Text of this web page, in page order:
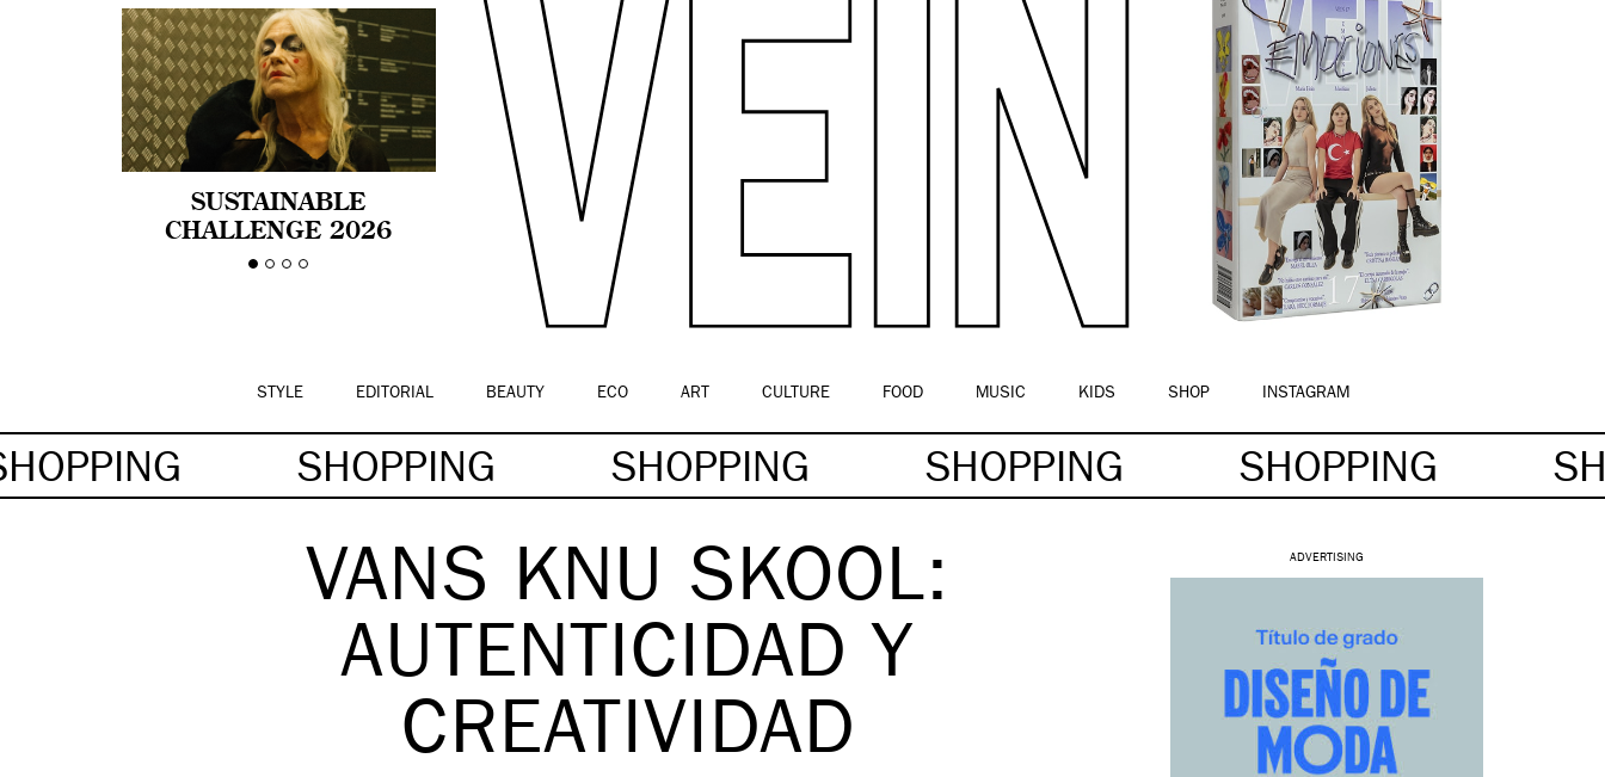
SUSTAINABLE
CHALLENGE 2026
CELEBRA LA
STYLE EDITORIAL BEAUTY ECO ART CULTURE FOOD MUSIC KIDS SHOP INSTAGRAM
SHOPPING SHOPPING SHOPPING SHOPPING
VANS KNU SKOOL:
AUTENTICIDAD Y
CREATIVIDAD
ADVERTISING